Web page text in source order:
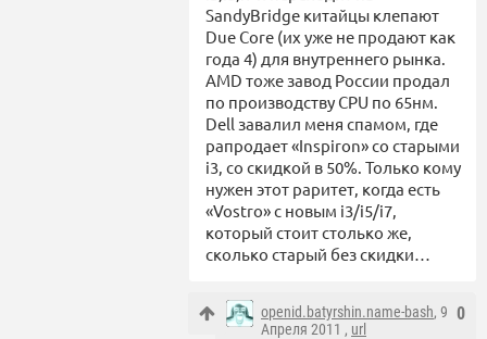
SandyBridge китайцы клепают
Due Core (их уже не продают как
года 4) для внутреннего рынка.
AMD тоже завод России продал
по производству CPU по 65нм.
Dell завалил меня спамом, где
рапродает «Inspiron» со старыми
i3, со скидкой в 50%. Только кому
нужен этот раритет, когда есть
«Vostro» с новым i3/i5/i7,
который стоит столько же,
сколько старый без скидки…
0
openid.batyrshin.name-bash, 9
Апреля 2011 , url